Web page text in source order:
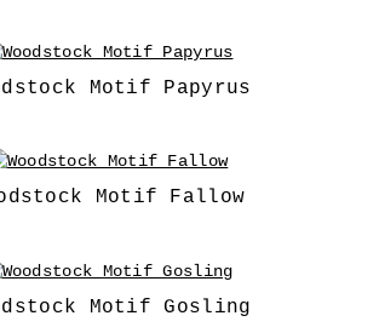
Motif Papyrus
Motif Fallow
Motif Gosling